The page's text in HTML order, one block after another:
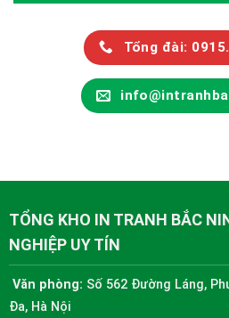
Tổng đài:
TỔNG KHO IN TRANH BẮC
NGHIỆP UY TÍN
Văn phòng: Số 562 Đường Láng,
Đa, Hà Nội